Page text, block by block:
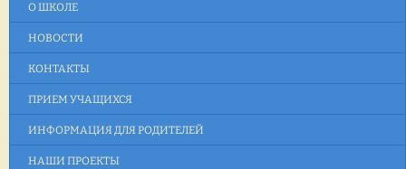
О ШКОЛЕ
НОВОСТИ
КОНТАКТЫ
ПРИЕМ УЧАЩИХСЯ
ИНФОРМАЦИЯ ДЛЯ РОДИТЕЛЕЙ
НАШИ ПРОЕКТЫ